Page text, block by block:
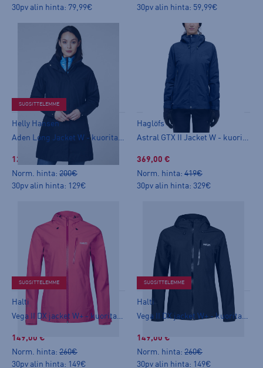
30pv alin hinta: 79,99€
30pv alin hinta: 59,99€
SUOSITTELEMME
Helly Hansen
Aden Long Jacket W - kuoritakki
129,00 €
Norm. hinta: 200€
30pv alin hinta: 129€
Haglöfs
Astral GTX II Jacket W - kuoritakki
369,00 €
Norm. hinta: 419€
30pv alin hinta: 329€
SUOSITTELEMME
Halti
Vega II DX jacket W+ - kuoritakki
149,00 €
Norm. hinta: 260€
30pv alin hinta: 149€
SUOSITTELEMME
Halti
Vega II DX jacket W+ - kuoritakki
149,00 €
Norm. hinta: 260€
30pv alin hinta: 149€